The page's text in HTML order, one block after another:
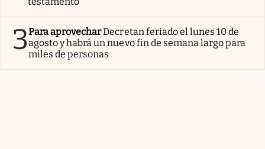
3Para aprovecharDecretan feriado el lunes 10 de
agosto y habrá un nuevo fin de semana largo para
miles de personas